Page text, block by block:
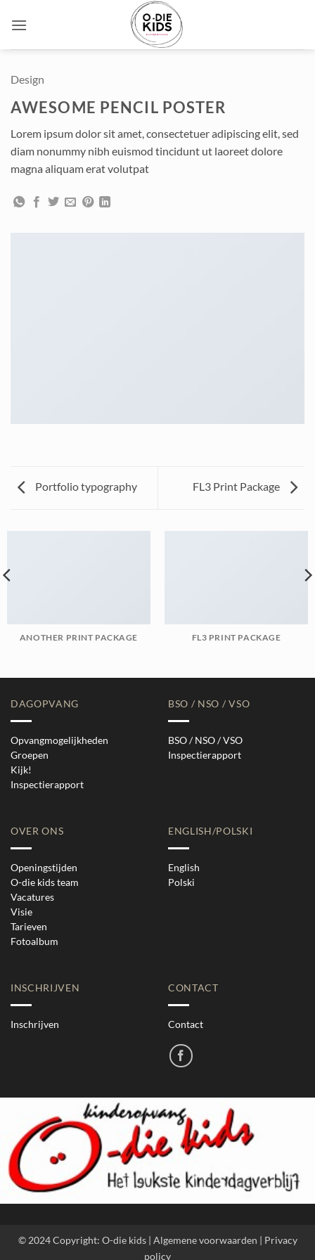
naar
Design
AWESOME PENCIL POSTER
Lorem ipsum dolor sit amet, consectetuer adipiscing elit, sed
diam nonummy nibh euismod tincidunt ut laoreet dolore
magna aliquam erat volutpat
Portfolio typography FL3 Print Package
ANOTHER PRINT PACKAGE FL3 PRINT PACKAGE
DAGOPVANG
Opvangmogelijkheden
Groepen
Kijk!
Inspectierapport
BSO / NSO / VSO
BSO / NSO / VSO
Inspectierapport
OVER ONS
Openingstijden
O-die kids team
Vacatures
Visie
Tarieven
Fotoalbum
ENGLISH/POLSKI
English
Polski
INSCHRIJVEN
Inschrijven
CONTACT
Contact
© 2024 Copyright: O-die kids | Algemene voorwaarden | Privacy
policy